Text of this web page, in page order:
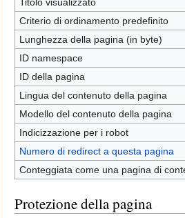
Criterio di ordinamento predefinito
Lunghezza della pagina (in byte)
ID namespace
ID della pagina
Lingua del contenuto della pagina
Modello del contenuto della pagina
Indicizzazione per i robot
Numero di redirect a questa pagina
Conteggiata come una pagina di
Protezione della pagina